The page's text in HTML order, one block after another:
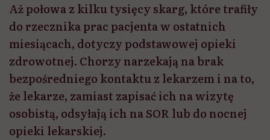
Aż połowa z kilku tysięcy skarg, które trafiły
do rzecznika prac pacjenta w ostatnich
miesiącach, dotyczy podstawowej opieki
zdrowotnej. Chorzy narzekają na brak
bezpośredniego kontaktu z lekarzem i na to,
że lekarze, zamiast zapisać ich na wizytę
osobistą, odsyłają ich na SOR lub do nocnej
opieki lekarskiej.